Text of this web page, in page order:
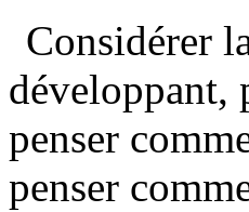
Considérer
développant,
penser
penser